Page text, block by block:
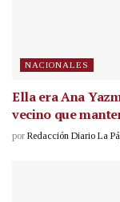
NACIONALES
Ella era Ana
vecino que
por Redacción Diario La